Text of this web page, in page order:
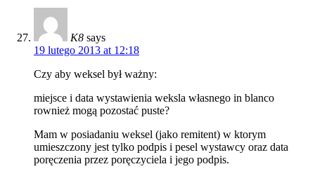
K8 says
19 lutego 2013 at 12:18
Czy aby weksel był ważny:
miejsce i data wystawienia weksla własnego in blanco
rownież mogą pozostać puste?
Mam w posiadaniu weksel (jako remitent) w ktorym
umieszczony jest tylko podpis i pesel wystawcy oraz data
poręczenia przez poręczyciela i jego podpis.